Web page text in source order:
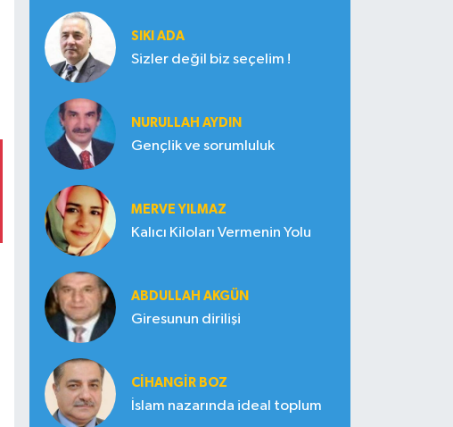
SIKI ADA
Sizler değil biz seçelim !
NURULLAH AYDIN
Gençlik ve sorumluluk
MERVE YILMAZ
Kalıcı Kiloları Vermenin Yolu
ABDULLAH AKGÜN
Giresunun dirilişi
CIHANGIR BOZ
İslam nazarında ideal toplum